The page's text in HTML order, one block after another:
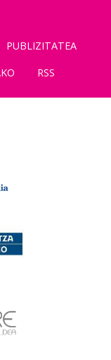
PUBLIZITATEA
RSS